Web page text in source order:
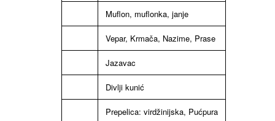
Muflon, muflonka, janje
Vepar, Krmača, Nazime, Prase
Jazavac
Divlji kunić
Prepelica: virdžinijska, Pućpura